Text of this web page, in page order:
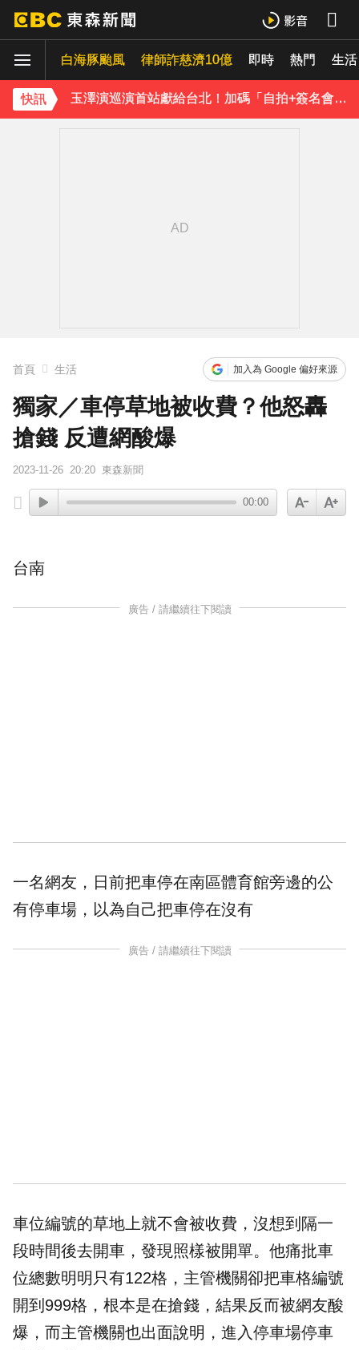
白海豚颱風 律師詐慈濟10億 即時 熱門 生活
快訊
TWICE定延不續約！手寫信宣布離開JYP 簽新東家成邊佑錫師妹
玉澤演巡演首站獻給台北！加碼「自拍+簽名會」 寵粉無極限
快訊／方志友、楊銘威離婚 「無法再做情人、永遠是家人」
橋上懸掛5屍體！墨西哥小鎮爆慘案 居民嘆：晚上如鬼城
首頁 生活 加入為 Google 偏好來源
獨家／車停草地被收費？他怒轟
搶錢 反遭網酸爆
2023-11-26 20:20 東森新聞
00:00
台南
廣告 / 請繼續往下閱讀
一名網友，日前把車停在南區體育館旁邊的公
有停車場 ，以為自己把車停在沒有
廣告 / 請繼續往下閱讀
車位編號的草地 上就不會被收費 ，沒想到隔一
段時間後去開車，發現照樣被開單。他痛批車
位總數明明只有122格，主管機關卻把車格編號
開到999格，根本是在搶錢，結果反而被網友酸
爆，而主管機關也出面說明，進入停車場停車